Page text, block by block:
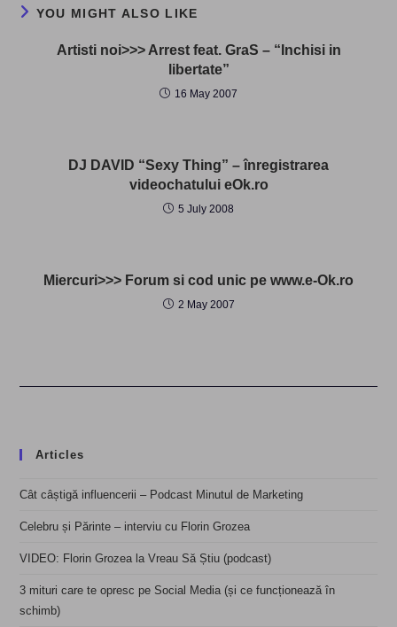
YOU MIGHT ALSO LIKE
Artisti noi>>> Arrest feat. GraS – “Inchisi in
libertate”
16 May 2007
DJ DAVID “Sexy Thing” – înregistrarea
videochatului eOk.ro
5 July 2008
Miercuri>>> Forum si cod unic pe www.e-Ok.ro
2 May 2007
Articles
Cât câștigă influencerii – Podcast Minutul de Marketing
Celebru și Părinte – interviu cu Florin Grozea
VIDEO: Florin Grozea la Vreau Să Știu (podcast)
3 mituri care te opresc pe Social Media (și ce funcționează în
schimb)